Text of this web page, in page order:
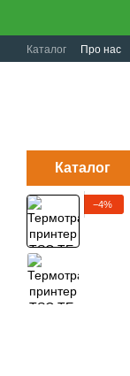
Каталог Про нас
Каталог
−4%